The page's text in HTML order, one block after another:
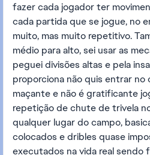
fazer cada jogador ter
cada partida que se jogue, no
muito, mas muito repetitivo.
médio para alto, sei usar as
peguei divisões altas e pela
proporciona não quis entrar
maçante e não é gratificante
repetição de chute de trivela
qualquer lugar do campo,
colocados e dribles quase
executados na vida real sendo